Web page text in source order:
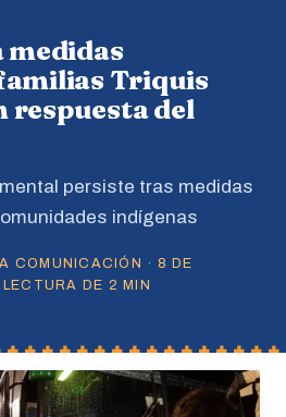
medidas
Triquis
respuesta del
persiste tras medidas
indígenas
COMUNICACIÓN · 8 DE
DE 2 MIN